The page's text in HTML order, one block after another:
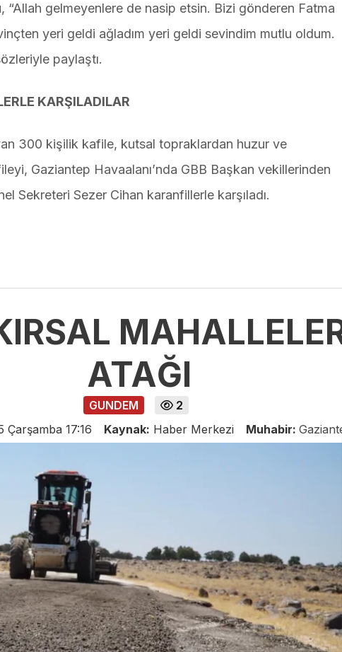
“Allah gelmeyenlere de nasip etsin. Bizi gönderen Fatma
yeri geldi ağladım yeri geldi sevindim mutlu oldum.
paylaştı.
KARŞILADILAR
300 kişilik kafile, kutsal topraklardan huzur ve
Gaziantep Havaalanı’nda GBB Başkan vekillerinden
Sekreteri Sezer Cihan karanfillerle karşıladı.
ATAĞI
GUNDEM
2
Çarşamba 17:16 Kaynak: Haber Merkezi Muhabir: